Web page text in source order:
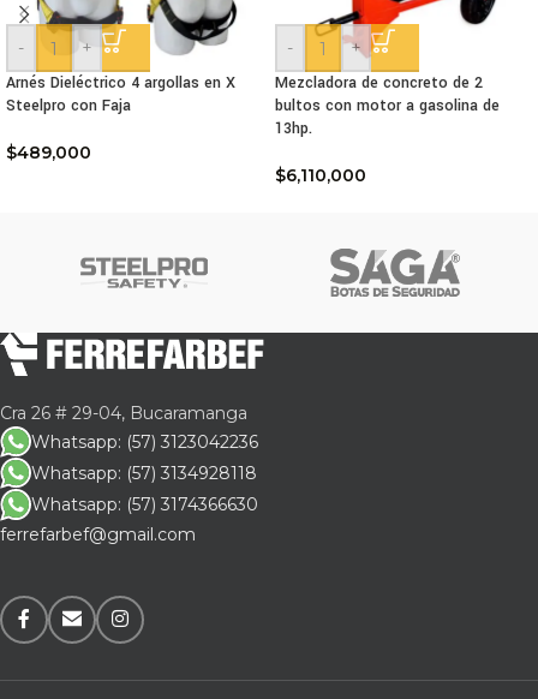
-
+
Arnés Dieléctrico 4 argollas en X
Steelpro con Faja
$489,000
-
+
Mezcladora de concreto de 2
bultos con motor a gasolina de
13hp.
$6,110,000
Cra 26 # 29-04, Bucaramanga
Whatsapp: (57) 3123042236
Whatsapp: (57) 3134928118
Whatsapp: (57) 3174366630
ferrefarbef@gmail.com